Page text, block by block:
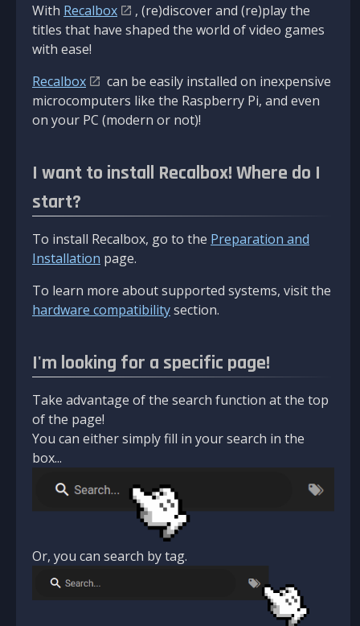
With Recalbox
, (re)discover and (re)play the
titles that have shaped the world of video games
with ease!
Recalbox
can be easily installed on inexpensive
microcomputers like the Raspberry Pi, and even
on your PC (modern or not)!
I want to install Recalbox! Where do I
start?
To install Recalbox, go to the Preparation and
Installation page.
To learn more about supported systems, visit the
hardware compatibilitysection.
I'm looking for a specific page!
Take advantage of the search function at the top
of the page!
You can either simply fill in your search in the
box...
Or, you can search by tag.